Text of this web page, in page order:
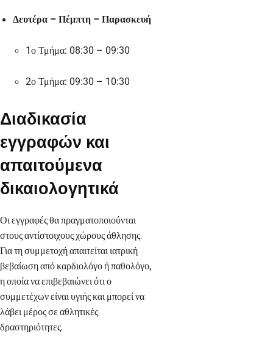
Δευτέρα – Πέμπτη – Παρασκευή
1ο Τμήμα: 08:30 – 09:30
2ο Τμήμα: 09:30 – 10:30
Διαδικασία
εγγραφών και
απαιτούμενα
δικαιολογητικά
Οι εγγραφές θα πραγματοποιούνται
στους αντίστοιχους χώρους άθλησης.
Για τη συμμετοχή απαιτείται ιατρική
βεβαίωση από καρδιολόγο ή παθολόγο,
η οποία να επιβεβαιώνει ότι ο
συμμετέχων είναι υγιής και μπορεί να
λάβει μέρος σε αθλητικές
δραστηριότητες.